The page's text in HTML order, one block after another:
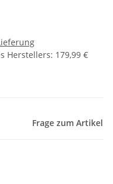
Herstellers: 179,99 €
Frage zum Artikel